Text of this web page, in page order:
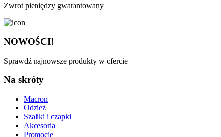
Zwrot pieniędzy gwarantowany
NOWOŚCI!
Sprawdź najnowsze produkty w ofercie
Na skróty
Macron
Odzież
Szaliki i czapki
Akcesoria
Promocje